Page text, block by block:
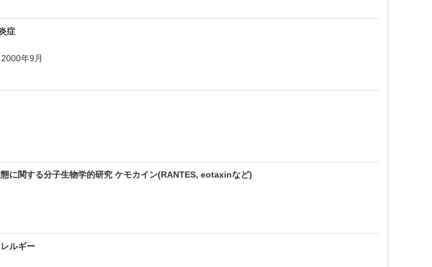
症
年9月
に関する分子生物学的研究 ケモカイン(RANTES, eotaxinなど)
ルギー